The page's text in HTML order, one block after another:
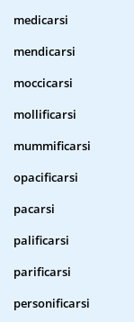
medicarsi
mendicarsi
moccicarsi
mollificarsi
mummificarsi
opacificarsi
pacarsi
palificarsi
parificarsi
personificarsi